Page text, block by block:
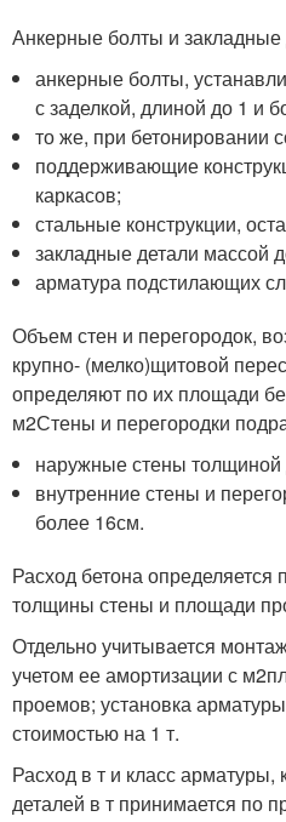
Анкерные болты и закладные
анкерные болты,
с заделкой, длиной до 1 и
то же, при бетонировании
поддерживающие
каркасов;
стальные конструкции,
закладные детали массой
арматура подстилающих
Объем стен и перегородок,
крупно- (мелко)щитовой
определяют по их площади
м2Стены и перегородки
наружные стены
внутренние стены и
более 16см.
Расход бетона определяется
толщины стены и площади
Отдельно учитывается
учетом ее амортизации с м2
проемов; установка
стоимостью на 1 т.
Расход в т и класс арматуры,
деталей в т принимается по